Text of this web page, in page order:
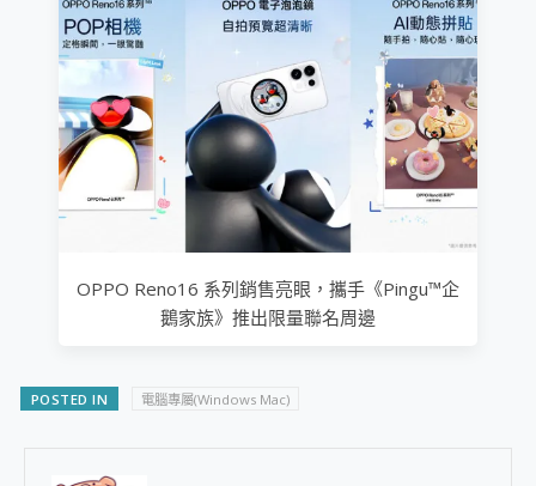
OPPO Reno16 系列銷售亮眼，攜手《Pingu™企
鵝家族》推出限量聯名周邊
POSTED IN 電腦專屬(Windows Mac)